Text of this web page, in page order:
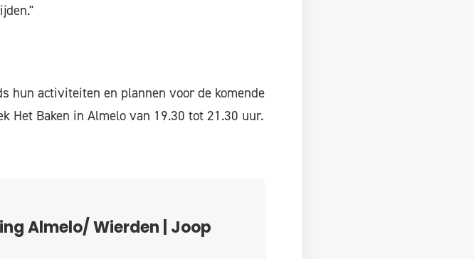
hun activiteiten en plannen voor de komende
Het Baken in Almelo van 19.30 tot 21.30 uur.
Almelo/ Wierden | Joop